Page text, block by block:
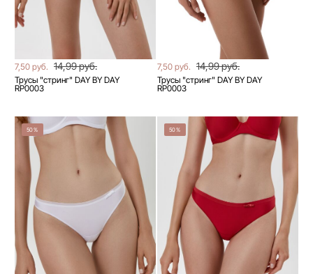
7,50 руб. 14,99 руб.
Трусы "стринг" DAY BY DAY
RP0003
7,50 руб. 14,99 руб.
Трусы "стринг" DAY BY DAY
RP0003
50% 50%